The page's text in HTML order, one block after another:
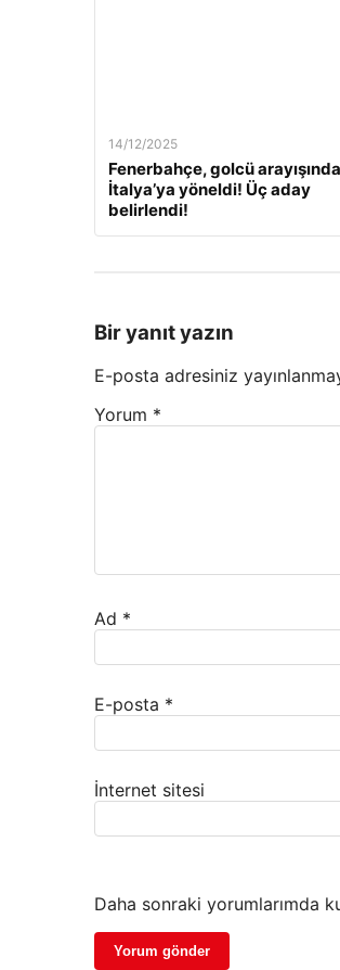
14/12/2025
Fenerbahçe, golcü arayışında
İtalya’ya yöneldi! Üç aday
belirlendi!
Bir yanıt yazın
E-posta adresiniz
Yorum *
Ad *
E-posta *
İnternet sitesi
Daha sonraki yorumlarımda